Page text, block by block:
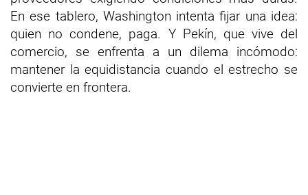
En ese tablero, Washington intenta fijar una idea:
quien no condene, paga. Y Pekín, que vive del
comercio, se enfrenta a un dilema incómodo:
mantener la equidistancia cuando el estrecho se
convierte en frontera.